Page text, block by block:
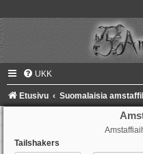
UKK
Etusivu Suomalaisia
Tailshakers